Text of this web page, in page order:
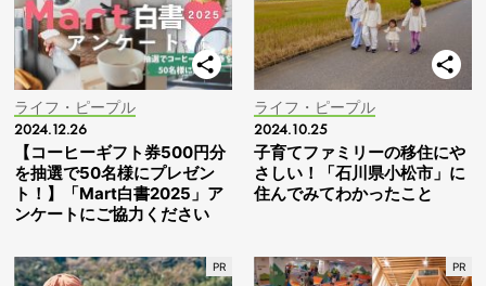
ライフ・ピープル
2024.12.26
【コーヒーギフト券500円分
を抽選で50名様にプレゼン
ト！】「Mart白書2025」ア
ンケートにご協力ください
ライフ・ピープル
2024.10.25
子育てファミリーの移住にや
さしい！「石川県小松市」に
住んでみてわかったこと